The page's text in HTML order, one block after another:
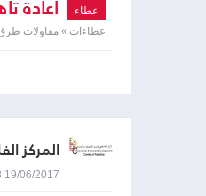
عطاء اعادة
عطاءات » مقاولات
المركز
19/06/2017 12:03 مساءً